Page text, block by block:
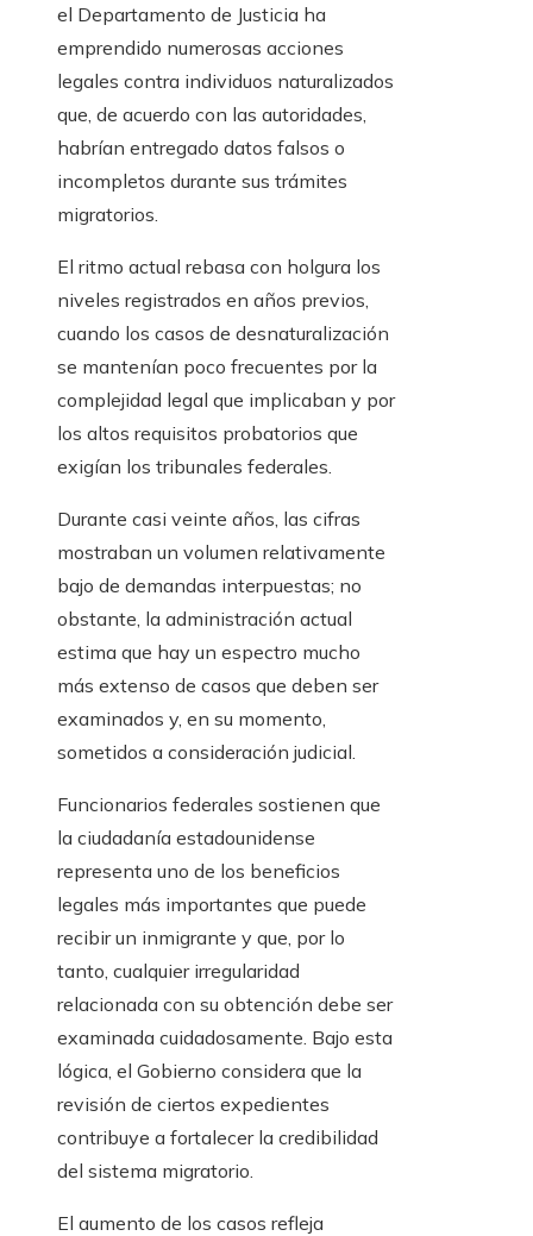
el Departamento de Justicia ha
emprendido numerosas acciones
legales contra individuos naturalizados
que, de acuerdo con las autoridades,
habrían entregado datos falsos o
incompletos durante sus trámites
migratorios.
El ritmo actual rebasa con holgura los
niveles registrados en años previos,
cuando los casos de desnaturalización
se mantenían poco frecuentes por la
complejidad legal que implicaban y por
los altos requisitos probatorios que
exigían los tribunales federales.
Durante casi veinte años, las cifras
mostraban un volumen relativamente
bajo de demandas interpuestas; no
obstante, la administración actual
estima que hay un espectro mucho
más extenso de casos que deben ser
examinados y, en su momento,
sometidos a consideración judicial.
Funcionarios federales sostienen que
la ciudadanía estadounidense
representa uno de los beneficios
legales más importantes que puede
recibir un inmigrante y que, por lo
tanto, cualquier irregularidad
relacionada con su obtención debe ser
examinada cuidadosamente. Bajo esta
lógica, el Gobierno considera que la
revisión de ciertos expedientes
contribuye a fortalecer la credibilidad
del sistema migratorio.
El aumento de los casos refleja